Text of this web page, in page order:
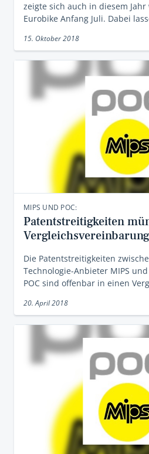
zeigte sich auch in diesem
Eurobike Anfang Juli. Dabei
15. Oktober 2018
MIPS UND POC:
Patentstreitigkeiten
Vergleichsvereinbarung
Die Patentstreitigkeiten
Technologie-Anbieter MIPS
POC sind offenbar in einen
20. April 2018